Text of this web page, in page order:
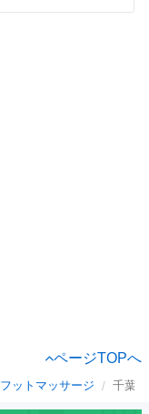
ページTOPへ
フットマッサージ 千葉